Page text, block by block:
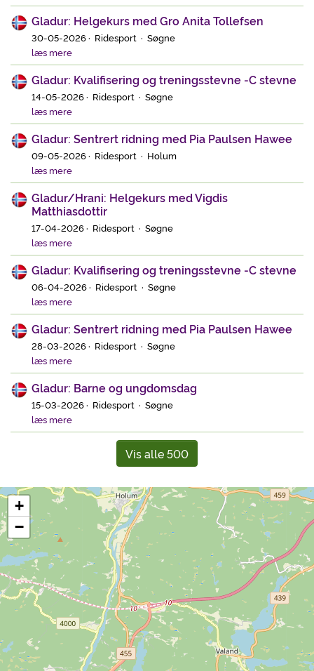
Gladur: Helgekurs med Gro Anita Tollefsen
30-05-2026 · Ridesport · Søgne
læs mere
Gladur: Kvalifisering og treningsstevne -C stevne
14-05-2026 · Ridesport · Søgne
læs mere
Gladur: Sentrert ridning med Pia Paulsen Hawee
09-05-2026 · Ridesport · Holum
læs mere
Gladur/Hrani: Helgekurs med Vigdis
Matthiasdottir
17-04-2026 · Ridesport · Søgne
læs mere
Gladur: Kvalifisering og treningsstevne -C stevne
06-04-2026 · Ridesport · Søgne
læs mere
Gladur: Sentrert ridning med Pia Paulsen Hawee
28-03-2026 · Ridesport · Søgne
læs mere
Gladur: Barne og ungdomsdag
15-03-2026 · Ridesport · Søgne
læs mere
Vis alle 500
+
−